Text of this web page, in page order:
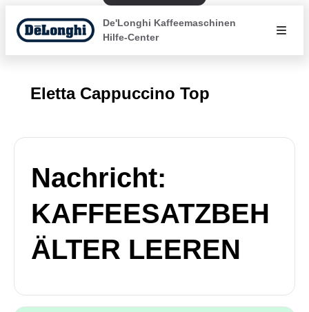
De'Longhi Kaffeemaschinen
Hilfe-Center
Eletta Cappuccino Top
Nachricht:
KAFFEESATZBEH
ÄLTER LEEREN